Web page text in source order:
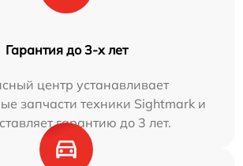
Гарантия до 3-х лет
центр устанавливает
запчасти техники Sightmark и
гарантию до 3 лет.